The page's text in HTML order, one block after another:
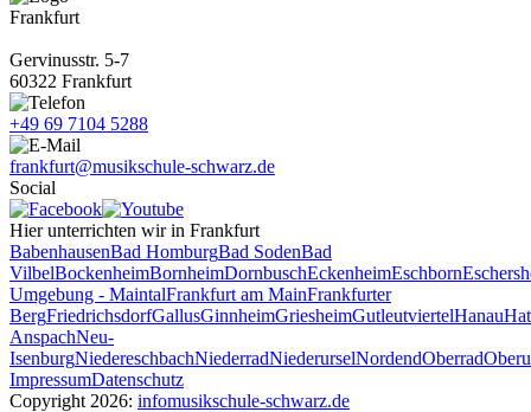
Frankfurt
Gervinusstr. 5-7
60322 Frankfurt
+49 69 7104 5288
frankfurt@musikschule-schwarz.de
Social
Hier unterrichten wir in Frankfurt
BabenhausenBad HomburgBad SodenBad
VilbelBockenheimBornheimDornbuschEckenheimEschborn
Umgebung - MaintalFrankfurt am MainFrankfurter
BergFriedrichsdorfGallusGinnheimGriesheimGutleutviertelHanau
AnspachNeu-
IsenburgNiedereschbachNiederradNiederurselNordendOberrad
ImpressumDatenschutz
Copyright 2026: infomusikschule-schwarz.de